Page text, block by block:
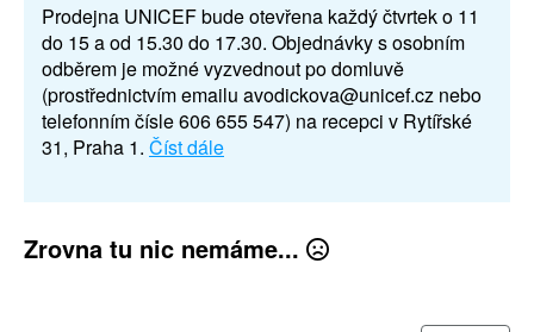
Prodejna UNICEF bude otevřena každý čtvrtek o 11
do 15 a od 15.30 do 17.30. Objednávky s osobním
odběrem je možné vyzvednout po domluvě
(prostřednictvím emailu avodickova@unicef.cz nebo
telefonním čísle 606 655 547) na recepci v Rytířské
31, Praha 1. Číst dále
Zrovna tu nic nemáme...